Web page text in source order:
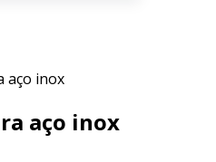
aço inox
aço inox